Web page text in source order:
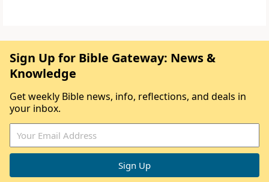
Sign Up for Bible Gateway: News &
Knowledge
Get weekly Bible news, info, reflections, and deals in
your inbox.